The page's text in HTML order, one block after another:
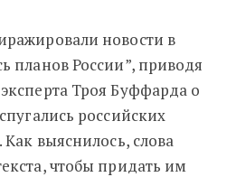
новости в
планов России”, приводя
Троя Буффарда о
российских
Как выяснилось, слова
чтобы придать им